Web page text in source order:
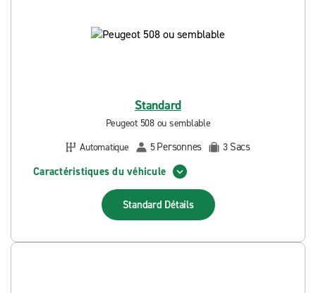
Standard
Peugeot 508 ou semblable
Automatique
5Personnes 3 Sacs
Caractéristiques du véhicule
Standard Détails